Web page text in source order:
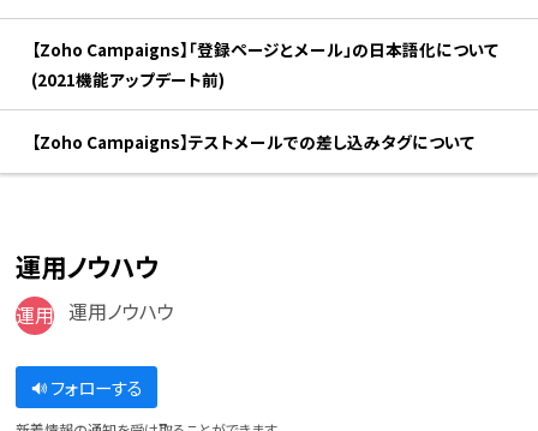
【Zoho Campaigns】「登録ページとメール」の日本語化について
(2021機能アップデート前)
【Zoho Campaigns】テストメールでの差し込みタグについて
運用ノウハウ
運用 運用ノウハウ
フォローする